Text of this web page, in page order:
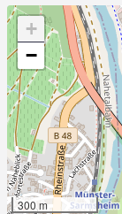
+
−
300 m